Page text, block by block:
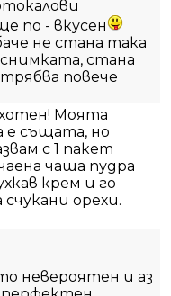
по - вкусен
не стана така
стана
повече
Моята
е същата, но
с 1 пакет
чаша пудра
крем и го
орехи.
невероятен и аз